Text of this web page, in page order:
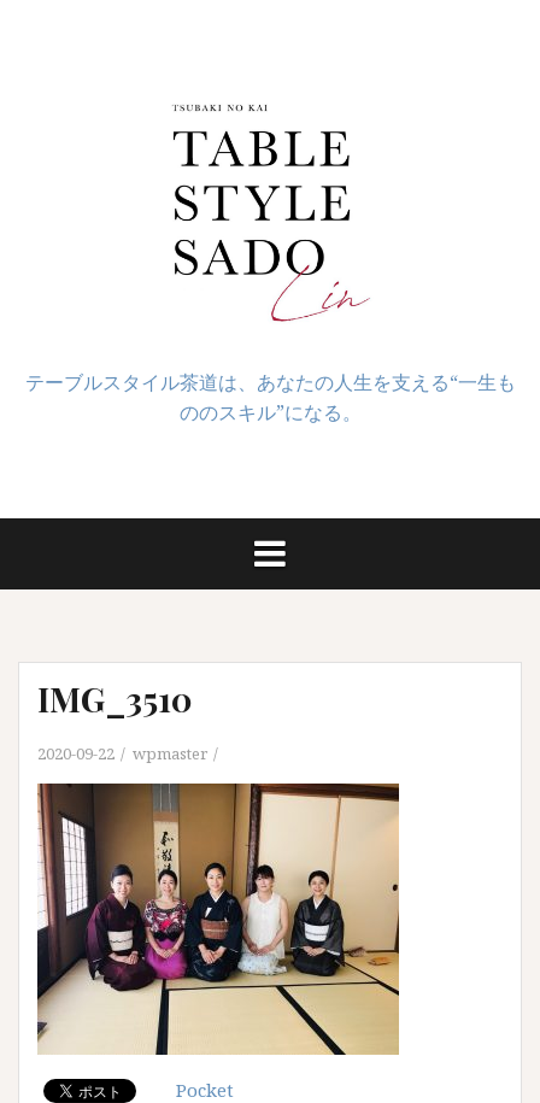
テーブルスタイル茶道は、あなたの人生を支える“一生も
ののスキル”になる。
IMG_3510
2020-09-22 wpmaster
Pocket